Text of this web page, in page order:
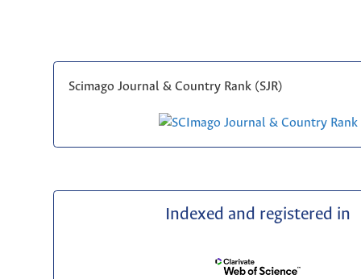
Scimago Journal & Country Rank (SJR)
Indexed and registered in